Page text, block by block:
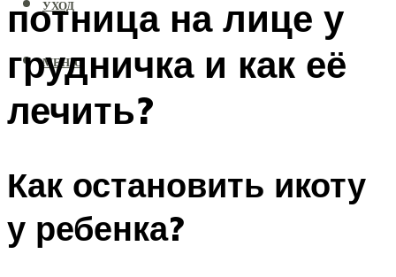
УХОД
МЕНЮ
потница на лице у
грудничка и как её
лечить?
Как остановить икоту
у ребенка?